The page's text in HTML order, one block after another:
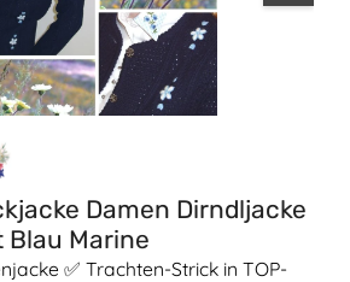
Damen Dirndljacke
Marine
✅ Trachten-Strick in TOP-